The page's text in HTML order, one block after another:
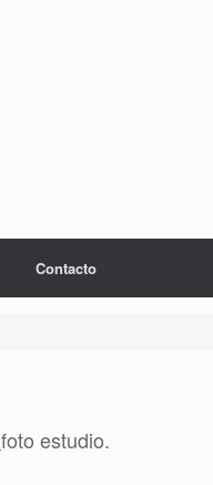
Contacto
foto estudio.